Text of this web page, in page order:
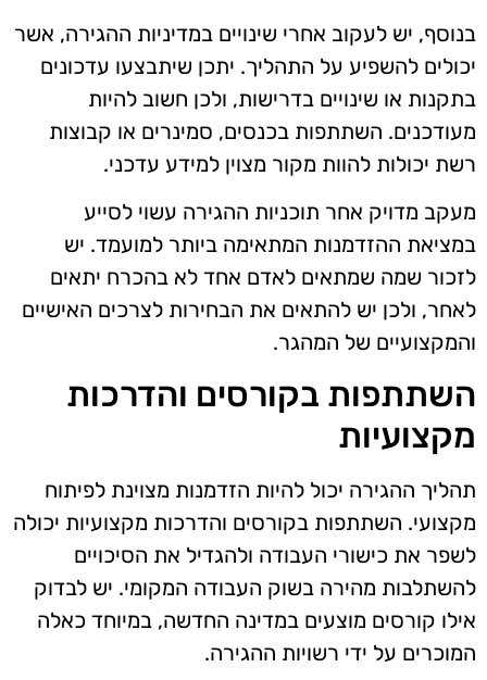
בנוסף, יש לעקוב אחרי שינויים במדיניות ההגירה, אשר
יכולים להשפיע על התהליך. יתכן שיתבצעו עדכונים
בתקנות או שינויים בדרישות, ולכן חשוב להיות
מעודכנים. השתתפות בכנסים, סמינרים או קבוצות
רשת יכולות להוות מקור מצוין למידע עדכני.
מעקב מדויק אחר תוכניות ההגירה עשוי לסייע
במציאת ההזדמנות המתאימה ביותר למועמד. יש
לזכור שמה שמתאים לאדם אחד לא בהכרח יתאים
לאחר, ולכן יש להתאים את הבחירות לצרכים האישיים
והמקצועיים של המהגר.
השתתפות בקורסים והדרכות
מקצועיות
תהליך ההגירה יכול להיות הזדמנות מצוינת לפיתוח
מקצועי. השתתפות בקורסים והדרכות מקצועיות יכולה
לשפר את כישורי העבודה ולהגדיל את הסיכויים
להשתלבות מהירה בשוק העבודה המקומי. יש לבדוק
אילו קורסים מוצעים במדינה החדשה, במיוחד כאלה
המוכרים על ידי רשויות ההגירה.